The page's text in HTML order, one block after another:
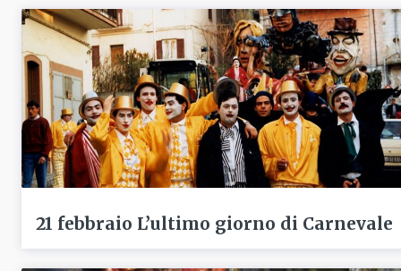
21 febbraio L’ultimo giorno di Carnevale